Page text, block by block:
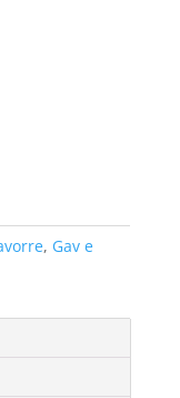
, Gav e